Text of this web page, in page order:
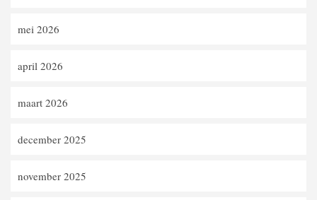
mei 2026
april 2026
maart 2026
december 2025
november 2025